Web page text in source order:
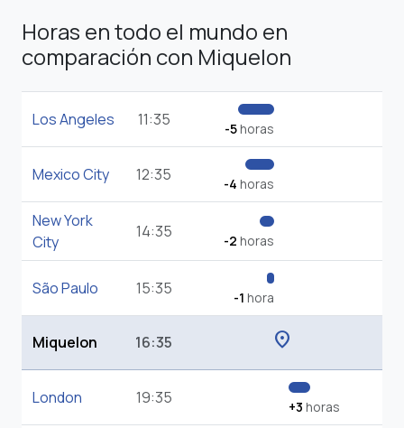
Horas en todo el mundo en
comparación con Miquelon
Los Angeles 11:35 -5horas
Mexico City 12:35 -4 horas
New York
City
14:35 -2 horas
São Paulo 15:35 -1 hora
Miquelon 16:35 location_on
London 19:35 +3 horas